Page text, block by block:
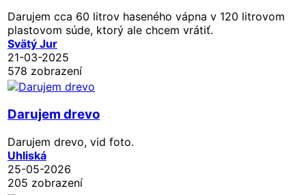
Darujem cca 60 litrov haseného vápna v 120 litrovom
plastovom súde, ktorý ale chcem vrátiť.
Svätý Jur
21-03-2025
578 zobrazení
Darujem drevo
Darujem drevo, vid foto.
Uhliská
25-05-2026
205 zobrazení